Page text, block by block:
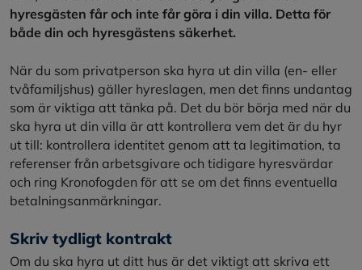
hyresgästen får och inte får göra i din villa. Detta för
både din och hyresgästens säkerhet.
När du som privatperson ska hyra ut din villa (en- eller
tvåfamiljshus) gäller hyreslagen, men det finns undantag
som är viktiga att tänka på. Det du bör börja med när du
ska hyra ut din villa är att kontrollera vem det är du hyr
ut till: kontrollera identitet genom att ta legitimation, ta
referenser från arbetsgivare och tidigare hyresvärdar
och ring Kronofogden för att se om det finns eventuella
betalningsanmärkningar.
Skriv tydligt kontrakt
Om du ska hyra ut ditt hus är det viktigt att skriva ett